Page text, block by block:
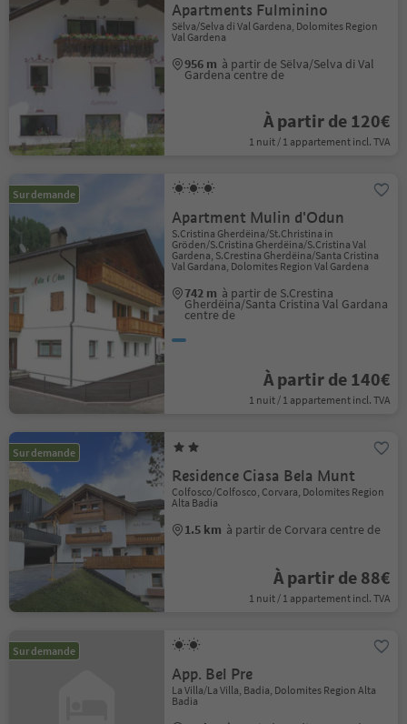
Apartments Fulminino
Sëlva/Selva di Val Gardena, Dolomites Region
Val Gardena
956 m à partir de Sëlva/Selva di Val
Gardena centre de
À partir de 120€
1 nuit / 1 appartement incl. TVA
Sur demande
Apartment Mulin d'Odun
S.Cristina Gherdëina/St.Christina in
Gröden/S.Cristina Gherdëina/S.Cristina Val
Gardena, S.Crestina Gherdëina/Santa Cristina
Val Gardana, Dolomites Region Val Gardena
742 m à partir de S.Crestina
Gherdëina/Santa Cristina Val Gardana
centre de
À partir de 140€
1 nuit / 1 appartement incl. TVA
Sur demande
Residence Ciasa Bela Munt
Colfosco/Colfosco, Corvara, Dolomites Region
Alta Badia
1.5 km à partir de Corvara centre de
À partir de 88€
1 nuit / 1 appartement incl. TVA
Sur demande
App. Bel Pre
La Villa/La Villa, Badia, Dolomites Region Alta
Badia